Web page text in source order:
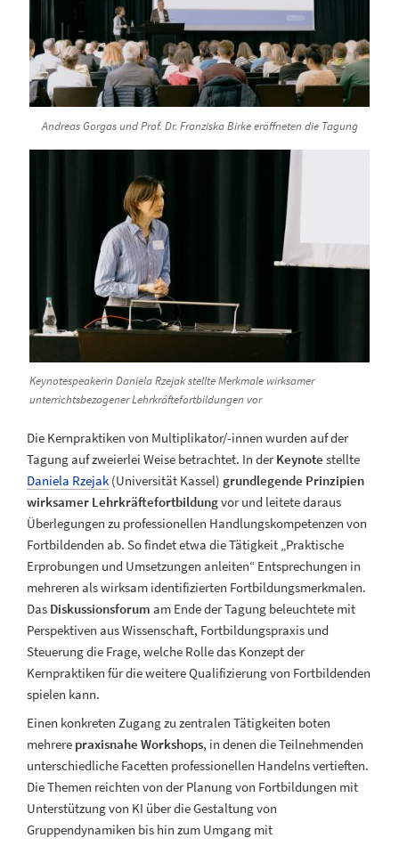
Andreas Gorgas und Prof. Dr. Franziska Birke eröffneten die Tagung
Keynotespeakerin Daniela Rzejak stellte Merkmale wirksamer
unterrichtsbezogener Lehrkräftefortbildungen vor
Die Kernpraktiken von Multiplikator/-innen wurden auf der
Tagung auf zweierlei Weise betrachtet. In derKeynote stellte
Daniela Rzejak (Universität Kassel) grundlegende Prinzipien
wirksamer Lehrkräftefortbildungvor und leitete daraus
Überlegungen zu professionellen Handlungskompetenzen von
Fortbildenden ab. So findet etwa die Tätigkeit „Praktische
Erprobungen und Umsetzungen anleiten“ Entsprechungen in
mehreren als wirksam identifizierten Fortbildungsmerkmalen.
Das Diskussionsforum am Ende der Tagung beleuchtete mit
Perspektiven aus Wissenschaft, Fortbildungspraxis und
Steuerung die Frage, welche Rolle das Konzept der
Kernpraktiken für die weitere Qualifizierung von Fortbildenden
spielen kann.
Einen konkreten Zugang zu zentralen Tätigkeiten boten
mehrere praxisnahe Workshops, in denen die Teilnehmenden
unterschiedliche Facetten professionellen Handelns vertieften.
Die Themen reichten von der Planung von Fortbildungen mit
Unterstützung von KI über die Gestaltung von
Gruppendynamiken bis hin zum Umgang mit